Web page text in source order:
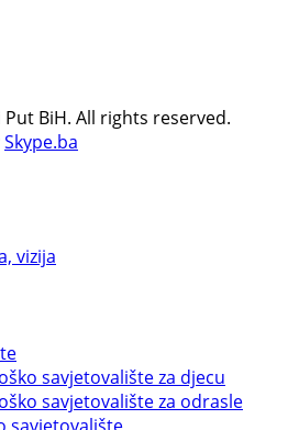
BiH. All rights reserved.
Skype.ba
vizija
savjetovalište za djecu
savjetovalište za odrasle